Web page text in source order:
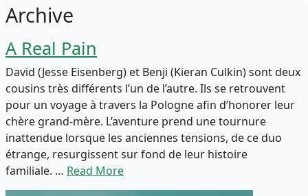
Archive
A Real Pain
David (Jesse Eisenberg) et Benji (Kieran Culkin) sont deux
cousins très différents l’un de l’autre. Ils se retrouvent
pour un voyage à travers la Pologne afin d’honorer leur
chère grand-mère. L’aventure prend une tournure
inattendue lorsque les anciennes tensions, de ce duo
étrange, resurgissent sur fond de leur histoire
familiale. … Read More